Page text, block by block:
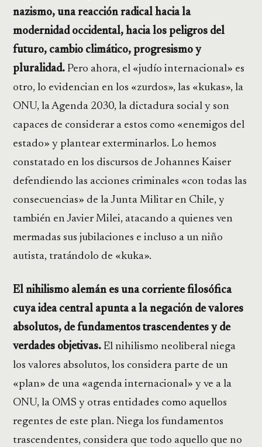
nazismo, una reacción radical hacia la
modernidad occidental, hacia los peligros del
futuro, cambio climático, progresismo y
pluralidad. Pero ahora, el «judío internacional» es
otro, lo evidencian en los «zurdos», las «kukas», la
ONU, la Agenda 2030, la dictadura social y son
capaces de considerar a estos como «enemigos del
estado» y plantear exterminarlos. Lo hemos
constatado en los discursos de Johannes Kaiser
defendiendo las acciones criminales «con todas las
consecuencias» de la Junta Militar en Chile, y
también en Javier Milei, atacando a quienes ven
mermadas sus jubilaciones e incluso a un niño
autista, tratándolo de «kuka».
El nihilismo alemán es una corriente filosófica
cuya idea central apunta a la negación de valores
absolutos, de fundamentos trascendentes y de
verdades objetivas. El nihilismo neoliberal niega
los valores absolutos, los considera parte de un
«plan» de una «agenda internacional» y ve a la
ONU, la OMS y otras entidades como aquellos
regentes de este plan. Niega los fundamentos
trascendentes, considera que todo aquello que no